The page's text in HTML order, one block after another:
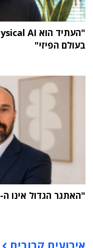
בעולם הפיזי"
"האתגר הגדול אינו ה-AI אלא הטמעתה בארגון"
אירועים קרובים